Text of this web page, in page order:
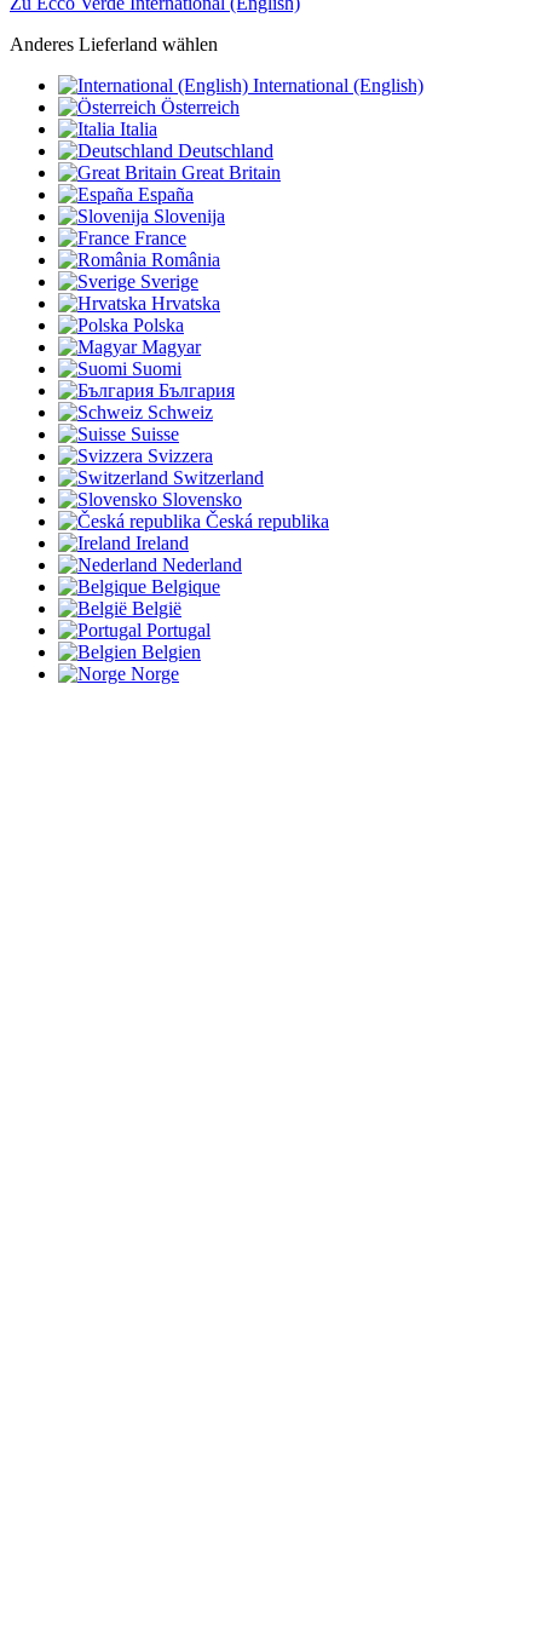
Anderes Lieferland wählen
International (English)
Österreich
Italia
Deutschland
Great Britain
España
Slovenija
France
România
Sverige
Hrvatska
Polska
Magyar
Suomi
България
Schweiz
Suisse
Svizzera
Switzerland
Slovensko
Česká republika
Ireland
Nederland
Belgique
België
Portugal
Belgien
Norge